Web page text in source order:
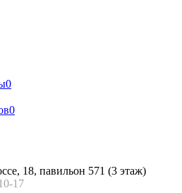
0
0
18, павильон 571 (3 этаж)
17